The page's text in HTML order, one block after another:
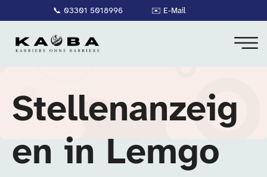
📞 03301 5018996 ✉️ E-Mail
Stellenanzeig
en in Lemgo